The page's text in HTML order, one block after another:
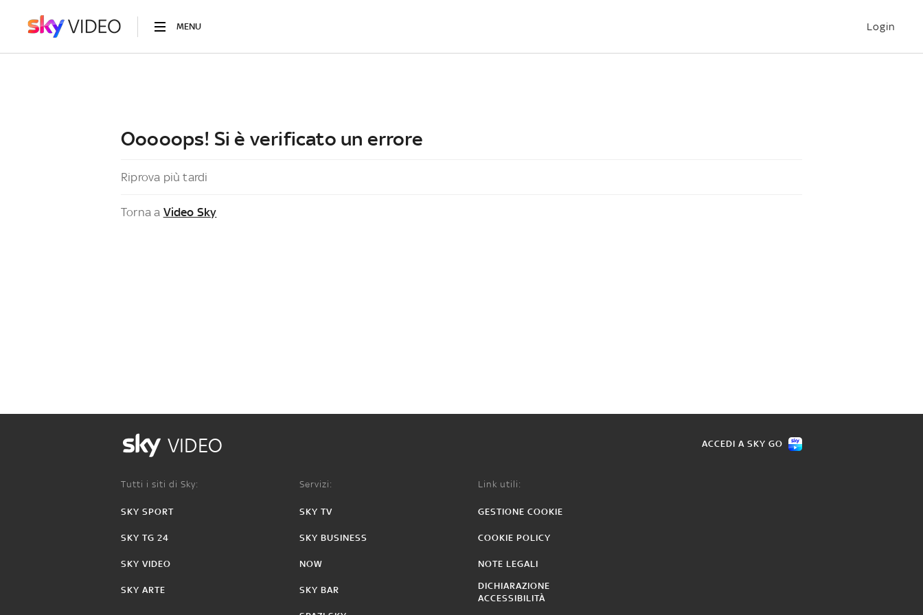
MENU Login
Ooooops! Si è verificato un errore
Riprova più tardi
Torna a Video Sky
VIDEO ACCEDI A SKY GO
Tutti i siti di Sky:
SKY SPORT
SKY TG 24
SKY VIDEO
SKY ARTE
Servizi:
SKY TV
SKY BUSINESS
NOW
SKY BAR
Link utili:
GESTIONE COOKIE
COOKIE POLICY
NOTE LEGALI
DICHIARAZIONE
ACCESSIBILITÀ